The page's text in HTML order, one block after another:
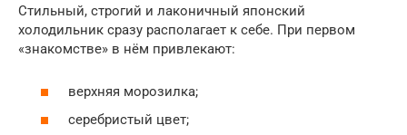
Стильный, строгий и лаконичный японский
холодильник сразу располагает к себе. При первом
«знакомстве» в нём привлекают:
верхняя морозилка;
серебристый цвет;